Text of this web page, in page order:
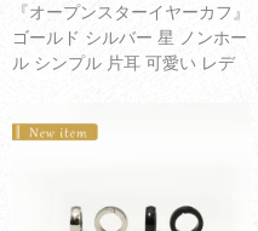
『オープンスターイヤーカフ』
ゴールド シルバー 星 ノンホー
ル シンプル 片耳 可愛い レデ